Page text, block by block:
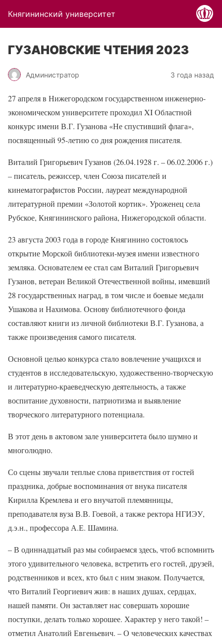
Княгининский университет
ГУЗАНОВСКИЕ ЧТЕНИЯ 2023
Администратор 3 года назад
27 апреля в Нижегородском государственном инженерно-
экономическом университете проходил XI Областной
конкурс имени В.Г. Гузанова «Не спустивший флага»,
посвященный 95-летию со дня рождения писателя.
Виталий Григорьевич Гузанов (26.04.1928 г. – 06.02.2006 г.)
– писатель, режиссер, член Союза писателей и
кинематографистов России, лауреат международной
литературной премии «Золотой кортик». Уроженец села
Рубское, Княгининского района, Нижегородской области.
23 августа 2003 года в городе Княгинино состоялось
открытие Морской библиотеки-музея имени известного
земляка. Основателем ее стал сам Виталий Григорьевич
Гузанов, ветеран Великой Отечественной войны, имевший
28 государственных наград, в том числе и боевые медали
Ушакова и Нахимова. Основу библиотечного фонда
составляют книги из личной библиотеки В.Г. Гузанова, а
также произведения самого писателя.
Основной целью конкурса стало вовлечение учащихся и
студентов в исследовательскую, художественно-творческую
и литературно-краеведческую деятельность, а также
воспитание духовности, патриотизма и выявление
творческого литературного потенциала.
В этот день в актовом зале университета было шумно и
многолюдно.
Со сцены звучали теплые слова приветствия от гостей
праздника, добрые воспоминания от внука писателя
Кирилла Кремлева и его внучатой племянницы,
преподавателя вуза В.В. Гоевой, а также ректора НГИЭУ,
д.э.н., профессора А.Е. Шамина.
– В одиннадцатый раз мы собираемся здесь, чтоб вспомнить
этого удивительного человека, встретить его гостей, друзей,
родственников и всех, кто был с ним знаком. Получается,
что Виталий Георгиевич жив: в наших душах, сердцах,
нашей памяти. Он заставляет нас совершать хорошие
поступки, делать только хорошее. Характер у него такой! –
отметил Анатолий Евгеньевич. – О человеческих качествах